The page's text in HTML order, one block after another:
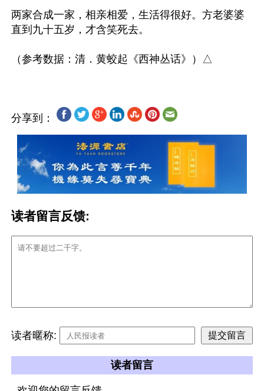
两家合成一家，相亲相爱，生活得很好。方老婆婆
直到九十五岁，才含笑死去。
分享到：
读者留言反馈:
读者暱称:
读者留言